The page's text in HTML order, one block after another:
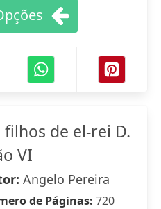
filhos de el-rei D.
VI
Angelo Pereira
de Páginas: 720